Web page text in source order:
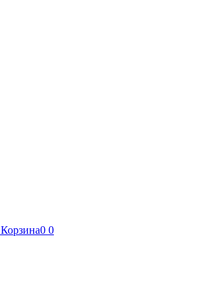
Корзина0 0